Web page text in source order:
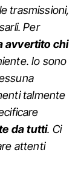
trasmissioni,
Per
avvertito chi
Io sono
talmente
da tutti. Ci
attenti